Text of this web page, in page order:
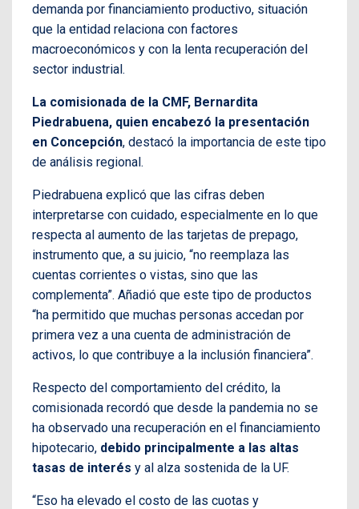
demanda por financiamiento productivo, situación
que la entidad relaciona con factores
macroeconómicos y con la lenta recuperación del
sector industrial.
La comisionada de la CMF, Bernardita
Piedrabuena, quien encabezó la presentación
en Concepción, destacó la importancia de este tipo
de análisis regional.
Piedrabuena explicó que las cifras deben
interpretarse con cuidado, especialmente en lo que
respecta al aumento de las tarjetas de prepago,
instrumento que, a su juicio, “no reemplaza las
cuentas corrientes o vistas, sino que las
complementa”. Añadió que este tipo de productos
“ha permitido que muchas personas accedan por
primera vez a una cuenta de administración de
activos, lo que contribuye a la inclusión financiera”.
Respecto del comportamiento del crédito, la
comisionada recordó que desde la pandemia no se
ha observado una recuperación en el financiamiento
hipotecario, debido principalmente a las altas
tasas de interés y al alza sostenida de la UF.
“Eso ha elevado el costo de las cuotas y